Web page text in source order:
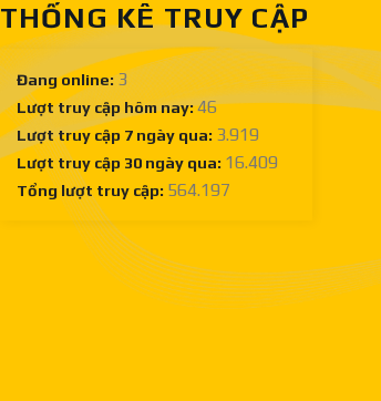
tốt
ở
đâu?
THỐNG KÊ TRUY CẬP
Đang online:3
Lượt truy cập hôm nay:46
Lượt truy cập 7 ngày qua: 3.919
Lượt truy cập 30 ngày qua: 16.409
Tổng lượt truy cập: 564.197